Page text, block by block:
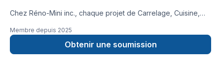
Chez Réno-Mini inc., chaque projet de Carrelage, Cuisine,
l'occasion de démontrer notre engagement envers la qualité
et la satisfaction client à
Lanaudière,Laurentides,Laval,Montérégie,Montréal. Grâce à
Membre depuis 2025
Obtenir une soumission